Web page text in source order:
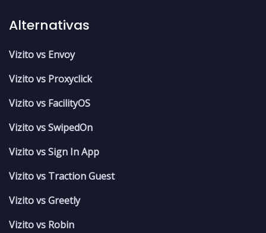
Alternativas
Vizito vs Envoy
Vizito vs Proxyclick
Vizito vs FacilityOS
Vizito vs SwipedOn
Vizito vs Sign In App
Vizito vs Traction Guest
Vizito vs Greetly
Vizito vs Robin